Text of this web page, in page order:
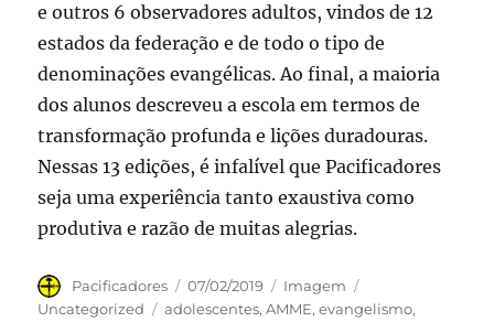
e outros 6 observadores adultos, vindos de 12
estados da federação e de todo o tipo de
denominações evangélicas. Ao final, a maioria
dos alunos descreveu a escola em termos de
transformação profunda e lições duradouras.
Nessas 13 edições, é infalível que Pacificadores
seja uma experiência tanto exaustiva como
produtiva e razão de muitas alegrias.
Autor
Pacificadores
Publicado
em
07/02/2019 Formato
Imagem
Uncategorized
Tags
adolescentes,AMME,evangelismo,